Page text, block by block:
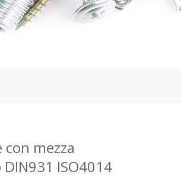
mezza
ISO4014